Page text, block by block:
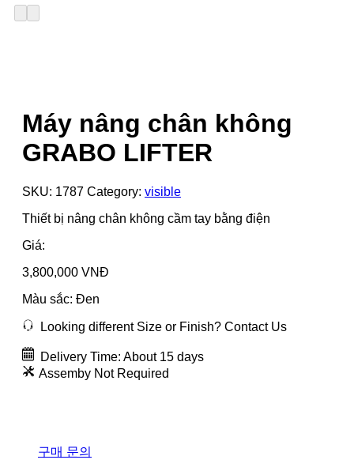
Máy nâng chân không
GRABO LIFTER
SKU: 1787 Category: visible
Thiết bị nâng chân không cầm tay bằng điện
Giá:
3,800,000 VNĐ
Màu sắc: Đen
Looking different Size or Finish? Contact Us
Delivery Time: About 15 days
Assemby Not Required
구매 문의